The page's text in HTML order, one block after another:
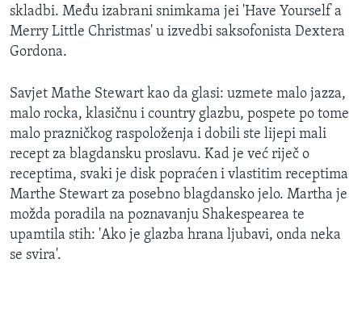
skladbi. Među izabrani snimkama jei 'Have Yourself a
Merry Little Christmas' u izvedbi saksofonista Dextera
Gordona.
Savjet Mathe Stewart kao da glasi: uzmete malo jazza,
malo rocka, klasičnu i country glazbu, pospete po tome
malo prazničkog raspoloženja i dobili ste lijepi mali
recept za blagdansku proslavu. Kad je već riječ o
receptima, svaki je disk popraćen i vlastitim receptima
Marthe Stewart za posebno blagdansko jelo. Martha je
možda poradila na poznavanju Shakespearea te
upamtila stih: 'Ako je glazba hrana ljubavi, onda neka
se svira'.